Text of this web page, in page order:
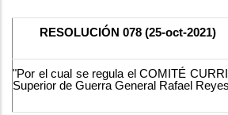
RESOLUCIÓN 078 (25-oct-2021)
"Por el cual se regula el COMITÉ
Superior de Guerra General Rafael